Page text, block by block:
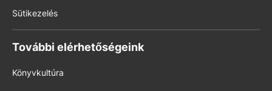
Sütikezelés
További elérhetőségeink
Könyvkultúra